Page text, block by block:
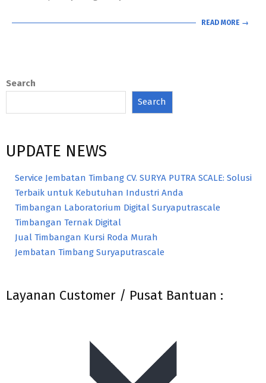
READ MORE →
Search
Search
UPDATE NEWS
Service Jembatan Timbang CV. SURYA PUTRA SCALE: Solusi
Terbaik untuk Kebutuhan Industri Anda
Timbangan Laboratorium Digital Suryaputrascale
Timbangan Ternak Digital
Jual Timbangan Kursi Roda Murah
Jembatan Timbang Suryaputrascale
Layanan Customer / Pusat Bantuan :